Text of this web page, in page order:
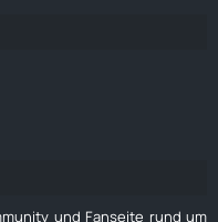
und Fanseite rund um